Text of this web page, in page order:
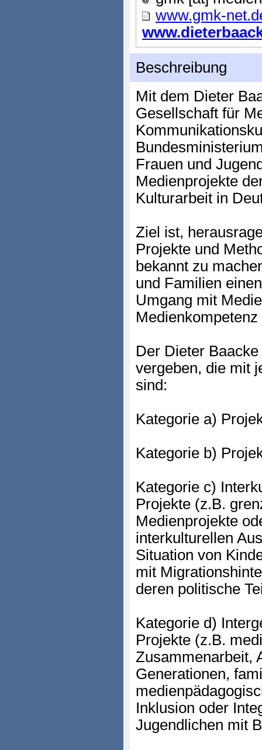
www.gmk-
Beschreibung
Mit dem Dieter
Gesellschaft für
Frauen und
Medienprojekte
Kulturarbeit in
Ziel ist,
Projekte und
bekannt zu
und Familien
Umgang mit
Der Dieter
vergeben, die mit
sind:
Kategorie a)
Kategorie b)
Kategorie c)
Projekte (z.B.
Medienprojekte
interkulturellen
Situation von
mit
deren politische
Kategorie d)
Projekte (z.B.
Zusammenarbeit,
Generationen,
Inklusion oder
Jugendlichen mit